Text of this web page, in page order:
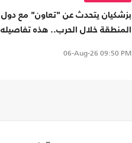
بزشكيان يتحدث عن "تعاون" مع دول
المنطقة خلال الحرب.. هذه تفاصيله
06-Aug-26 09:50 PM